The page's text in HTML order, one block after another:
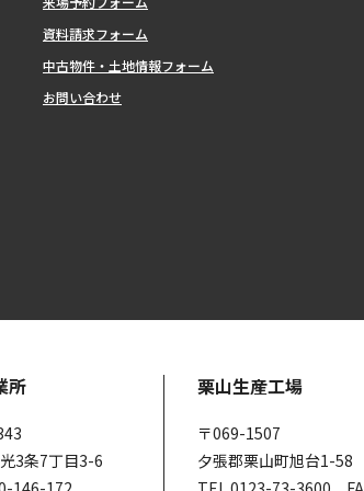
資料請求フォーム
中古物件・土地情報フォーム
お問い合わせ
所
3条7丁目3-6
栗山生産工場
〒069-1507
夕張郡栗山町旭台1-58